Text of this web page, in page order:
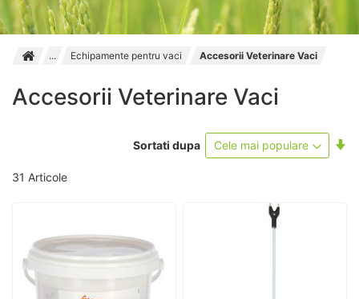
Echipamente pentru vaci Accesorii Veterinare Vaci
Accesorii Veterinare Vaci
31 Articole
Sortati dupa